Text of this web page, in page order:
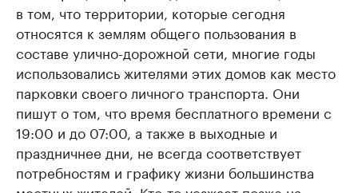
в том, что территории, которые сегодня
относятся к землям общего пользования в
составе улично-дорожной сети, многие годы
использовались жителями этих домов как место
парковки своего личного транспорта. Они
пишут о том, что время бесплатного времени с
19:00 и до 07:00, а также в выходные и
праздничнее дни, не всегда соответствует
потребностям и графику жизни большинства